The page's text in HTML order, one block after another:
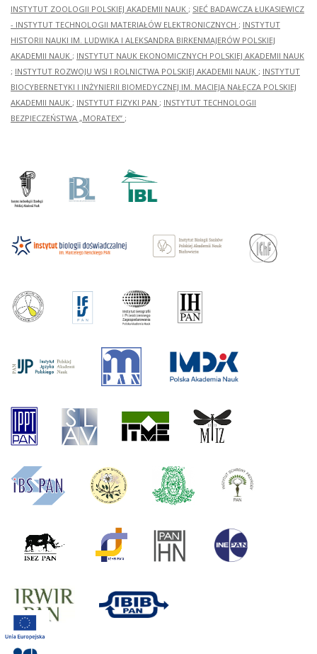
INSTYTUT ZOOLOGII POLSKIEJ AKADEMII NAUK ; SIEĆ BADAWCZA ŁUKASIEWICZ
- INSTYTUT TECHNOLOGII MATERIAŁÓW ELEKTRONICZNYCH ; INSTYTUT
HISTORII NAUKI IM. LUDWIKA I ALEKSANDRA BIRKENMAJERÓW POLSKIEJ
AKADEMII NAUK ; INSTYTUT NAUK EKONOMICZNYCH POLSKIEJ AKADEMII NAUK
; INSTYTUT ROZWOJU WSI I ROLNICTWA POLSKIEJ AKADEMII NAUK ; INSTYTUT
BIOCYBERNETYKI I INŻYNIERII BIOMEDYCZNEJ IM. MACIEJA NAŁĘCZA POLSKIEJ
AKADEMII NAUK ; INSTYTUT FIZYKI PAN ; INSTYTUT TECHNOLOGII
BEZPIECZEŃSTWA „MORATEX” ;